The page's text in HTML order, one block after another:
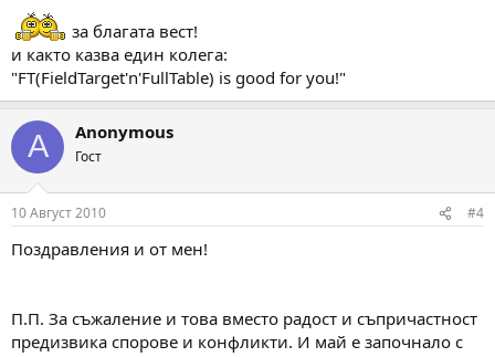
П.П.
Иска отново да напиша:
България е член на СФТФ
Не Симо, Божидар и Пламен, както отново се опитват да
вменят някои хора с написването на"3"
Това, че инициативата е у едни, не значи, че само те ще се
ползват от резултатите.
П.П. 2
Всъщност имам една безценна изгода от цялата работа.
Доставям си страхотно удоволствие с хората, с които
практикувам това, което ми е на сърцето.
за благата вест!
и както казва един колега:
"FT(FieldTarget'n'FullTable) is good for you!"
A Anonymous
Гост
10 Август 2010 #4
Поздравления и от мен!
П.П. За съжаление и това вместо радост и съпричастност
предизвика спорове и конфликти. И май е започнало с